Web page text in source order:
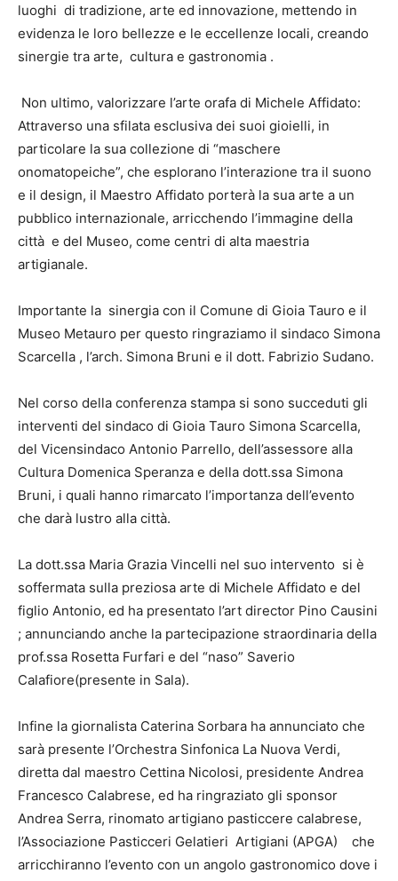
luoghi di tradizione, arte ed innovazione, mettendo in
evidenza le loro bellezze e le eccellenze locali, creando
sinergie tra arte, cultura e gastronomia .
Non ultimo, valorizzare l’arte orafa di Michele Affidato:
Attraverso una sfilata esclusiva dei suoi gioielli, in
particolare la sua collezione di “maschere
onomatopeiche”, che esplorano l’interazione tra il suono
e il design, il Maestro Affidato porterà la sua arte a un
pubblico internazionale, arricchendo l’immagine della
città e del Museo, come centri di alta maestria
artigianale.
Importante la sinergia con il Comune di Gioia Tauro e il
Museo Metauro per questo ringraziamo il sindaco Simona
Scarcella , l’arch. Simona Bruni e il dott. Fabrizio Sudano.
Nel corso della conferenza stampa si sono succeduti gli
interventi del sindaco di Gioia Tauro Simona Scarcella,
del Vicensindaco Antonio Parrello, dell’assessore alla
Cultura Domenica Speranza e della dott.ssa Simona
Bruni, i quali hanno rimarcato l’importanza dell’evento
che darà lustro alla città.
La dott.ssa Maria Grazia Vincelli nel suo intervento si è
soffermata sulla preziosa arte di Michele Affidato e del
figlio Antonio, ed ha presentato l’art director Pino Causini
; annunciando anche la partecipazione straordinaria della
prof.ssa Rosetta Furfari e del “naso” Saverio
Calafiore(presente in Sala).
Infine la giornalista Caterina Sorbara ha annunciato che
sarà presente l’Orchestra Sinfonica La Nuova Verdi,
diretta dal maestro Cettina Nicolosi, presidente Andrea
Francesco Calabrese, ed ha ringraziato gli sponsor
Andrea Serra, rinomato artigiano pasticcere calabrese,
l’Associazione Pasticceri Gelatieri Artigiani (APGA) che
arricchiranno l’evento con un angolo gastronomico dove i